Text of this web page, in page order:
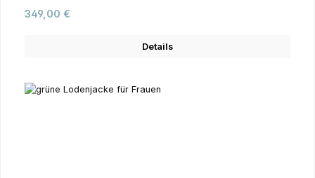
Regulärer Preis:
349,00 €
Details